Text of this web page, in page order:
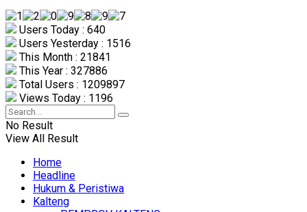
Users Today : 640
Users Yesterday : 1516
This Month : 21841
This Year : 327886
Total Users : 1209897
Views Today : 1196
No Result
View All Result
Home
Headline
Hukum & Peristiwa
Kalteng